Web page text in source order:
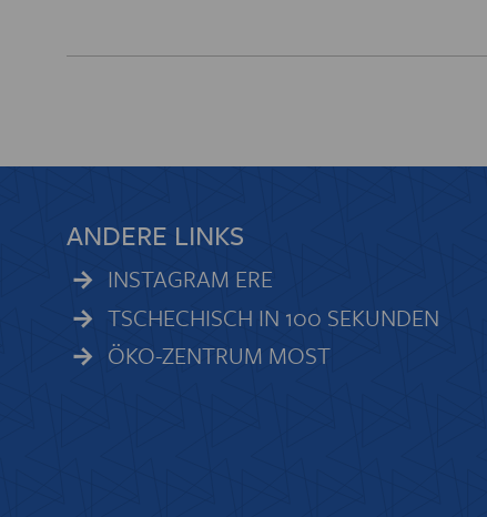
ANDERE LINKS
INSTAGRAM ERE
TSCHECHISCH IN 100 SEKUNDEN
ÖKO-ZENTRUM MOST